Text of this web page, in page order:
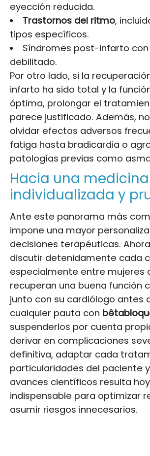
eyección reducida.
Trastornos del ritmo,
tipos específicos.
Síndromes post-infarto
debilitado.
Por otro lado, si la
infarto ha sido total y la
óptima, prolongar el
parece justificado. Además,
olvidar efectos adversos
fatiga hasta bradicardia o
patologías previas como
Hacia una medicina
individualizada y
Ante este panorama más
impone una mayor
decisiones terapéuticas.
discutir detenidamente cada
especialmente entre mujeres
recuperan una buena función
junto con su cardiólogo antes
cualquier pauta con
suspenderlos por cuenta
derivar en complicaciones
definitiva, adaptar cada
particularidades del paciente
avances científicos resulta hoy
indispensable para optimizar
asumir riesgos innecesarios.